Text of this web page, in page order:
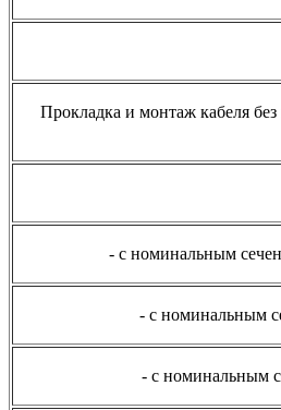
Прокладка и монтаж кабеля
- с номинальным
- с номинальным
- с номинальным